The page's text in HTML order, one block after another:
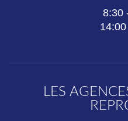
8:30
LES